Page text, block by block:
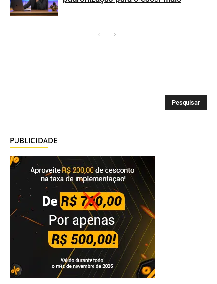
PUBLICIDADE